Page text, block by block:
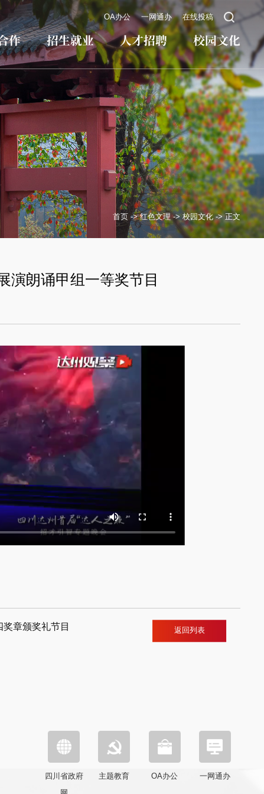
OA办公 一网通办 在线投稿
作 招生就业 人才招聘 校园文化
首页 ->红色文理-> 校园文化->正文
演朗诵甲组一等奖节目
章颁奖礼节目
返回列表
四川省政府
主题教育 OA办公 一网通办